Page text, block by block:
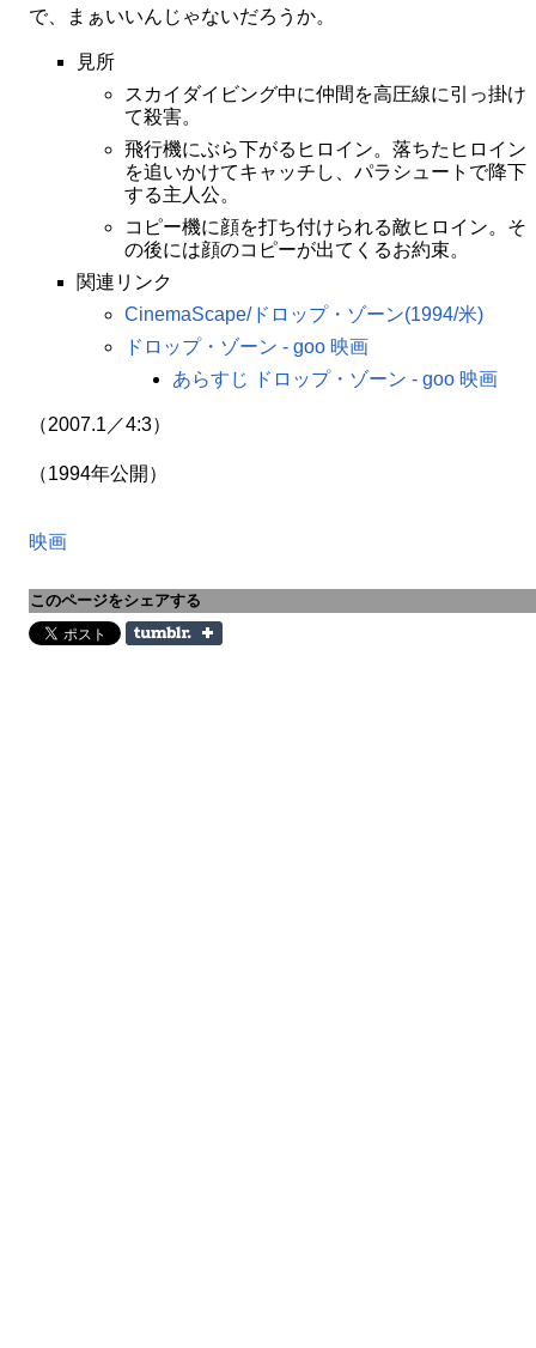
で、まぁいいんじゃないだろうか。
見所
スカイダイビング中に仲間を高圧線に引っ掛け
て殺害。
飛行機にぶら下がるヒロイン。落ちたヒロイン
を追いかけてキャッチし、パラシュートで降下
する主人公。
コピー機に顔を打ち付けられる敵ヒロイン。そ
の後には顔のコピーが出てくるお約束。
関連リンク
CinemaScape/ドロップ・ゾーン(1994/米)
ドロップ・ゾーン - goo 映画
あらすじ ドロップ・ゾーン - goo 映画
（2007.1／4:3）
（1994年公開）
映画
このページをシェアする